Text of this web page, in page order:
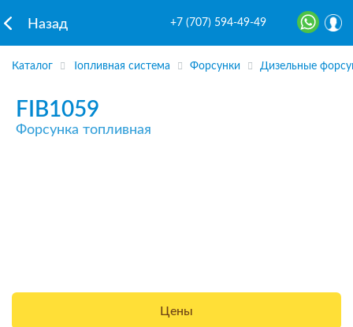
Назад +7 (707) 594-49-49
Каталог Топливная система Форсунки Дизельные
FIB1059
Форсунка топливная
Цены